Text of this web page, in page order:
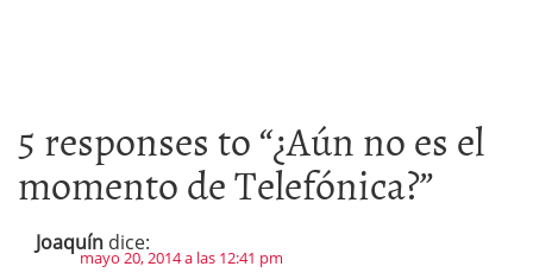
5 responses to “¿Aún no es el
momento de Telefónica?”
Joaquín dice:
mayo 20, 2014 a las 12:41 pm